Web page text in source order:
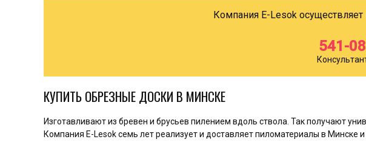
Компания E-Lesok
541-
КУПИТЬ ОБРЕЗНЫЕ ДОСКИ В МИНСКЕ
Изготавливают из бревен и брусьев пилением вдоль ствола. Так получают
Компания E-Lesok семь лет реализует и доставляет пиломатериалы в Минске и